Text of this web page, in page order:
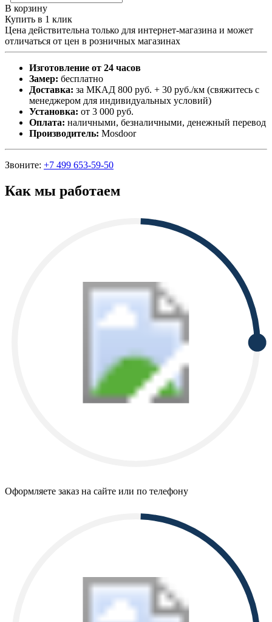
В корзину
Купить в 1 клик
Цена действительна только для интернет-магазина и может
отличаться от цен в розничных магазинах
Изготовление от 24 часов
Замер: бесплатно
Доставка: за МКАД 800 руб. + 30 руб./км (свяжитесь с
менеджером для индивидуальных условий)
Установка: от 3 000 руб.
Оплата: наличными, безналичными, денежный перевод
Производитель: Mosdoor
Звоните: +7 499 653-59-50
Как мы работаем
Оформляете заказ на сайте или по телефону